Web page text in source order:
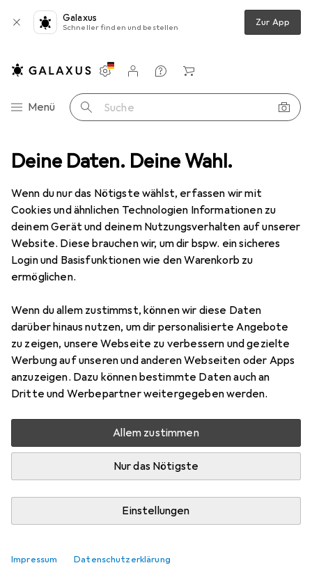
Deine Daten. Deine Wahl.
Wenn du nur das Nötigste wählst, erfassen wir mit
Cookies und ähnlichen Technologien Informationen zu
deinem Gerät und deinem Nutzungsverhalten auf unserer
Website. Diese brauchen wir, um dir bspw. ein sicheres
Login und Basisfunktionen wie den Warenkorb zu
ermöglichen.
Wenn du allem zustimmst, können wir diese Daten
darüber hinaus nutzen, um dir personalisierte Angebote
zu zeigen, unsere Webseite zu verbessern und gezielte
Werbung auf unseren und anderen Webseiten oder Apps
anzuzeigen. Dazu können bestimmte Daten auch an
Dritte und Werbepartner weitergegeben werden.
Allem zustimmen
Nur das Nötigste
Einstellungen
Impressum Datenschutzerklärung
Galaxus
Schneller finden und bestellen Zur App
Navigation nach Kategorien
Menü Suche
Einstellungen
Kundenkonto
Vergleichslisten
Merklisten
Warenkorb
+ Zubehör Serverschrank Zubehör Adam Hall 34725 B Trolley
7 Bilder
Adam Hall 34725 B Trolley
EUR
127,–
Bewertungen Marke
Mehr von Adam Hall
Mehr als 10 Stück an Lager beim Drittanbieter
Benachrichtigen, wenn schneller verfügbar
Lieferort angeben für genaue Lieferzeit
TRIKONIT
In den Warenkorb